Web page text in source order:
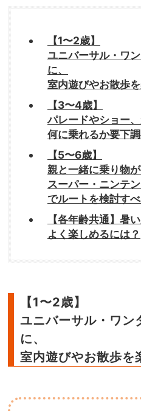
【1〜2歳】
ユニバーサル・ワ
に、
室内遊びやお散歩を
【3〜4歳】
パレードやショー
何に乗れるか要下調
【5〜6歳】
親と一緒に乗り物が
スーパー・ニンテ
でルートを検討すべ
【各年齢共通】暑
よく楽しめるには？
【1〜2歳】
ユニバーサル・ワン
に、
室内遊びやお散歩を